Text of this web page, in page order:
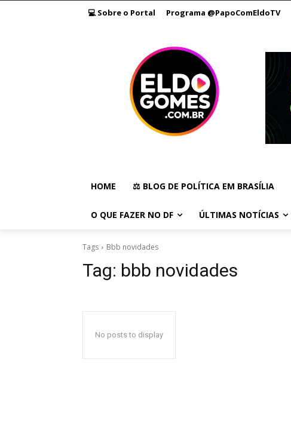
💻 Sobre o Portal Programa @PapoComEldoTV
HOME ⚖️ BLOG DE POLÍTICA EM BRASÍLIA
O QUE FAZER NO DF ÚLTIMAS NOTÍCIAS
Tags Bbb novidades
Tag: bbb novidades
No posts to display